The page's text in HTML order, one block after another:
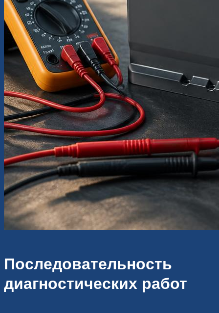
Последовательность
диагностических работ